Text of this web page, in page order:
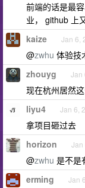
前端的话是最
业， github 上
kaize Jan 6,
@zwhu 体验技
zhouyg Jan
现在杭州居然这
liyu4 Jan 6,
拿项目砸过去
horizon Jan
@zwhu 是不是
erming Jan